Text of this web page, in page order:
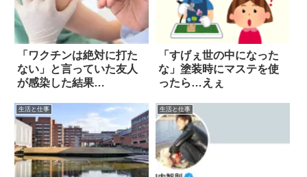
「ワクチンは絶対に打た
ない」と言っていた友人
が感染した結果…
「すげぇ世の中になった
な」塗装時にマステを使
ったら…えぇ
生活と仕事 生活と仕事